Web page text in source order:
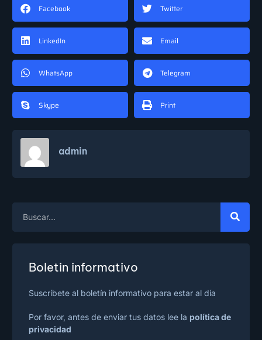
Facebook Twitter
LinkedIn Email
WhatsApp Telegram
Skype Print
admin
Boletin informativo
Suscríbete al boletín informativo para estar al día
Por favor, antes de enviar tus datos lee la política de
privacidad